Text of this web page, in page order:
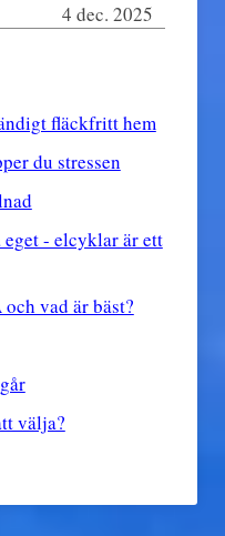
4 dec. 2025
fläckfritt hem
du stressen
eget - elcyklar är ett
vad är bäst?
välja?